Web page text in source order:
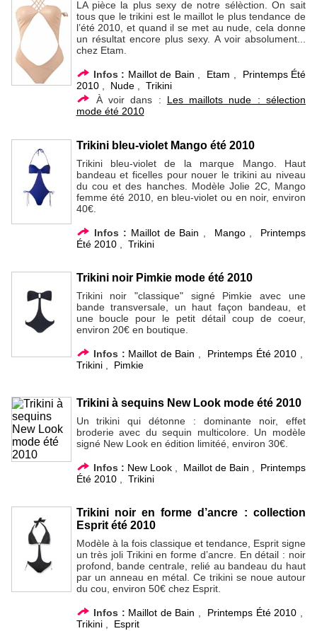
LA pièce la plus sexy de notre sélèction. On sait
tous que le trikini est le maillot le plus tendance de
l’été 2010, et quand il se met au nude, cela donne
un résultat encore plus sexy. A voir absolument...
chez Etam.
Infos : Maillot de Bain , Etam , Printemps Été
2010, Nude, Trikini
À voir dans : Les maillots nude : sélection
mode été 2010
Trikini bleu-violet Mango été 2010
Trikini bleu-violet de la marque Mango. Haut
bandeau et ficelles pour nouer le trikini au niveau
du cou et des hanches. Modèle Jolie 2C, Mango
femme été 2010, en bleu-violet ou en noir, environ
40€.
Infos : Maillot de Bain Mango, Printemps
Été 2010, Trikini
Trikini noir Pimkie mode été 2010
Trikini noir "classique" signé Pimkie avec une
bande transversale, un haut façon bandeau, et
une boucle pour le petit détail coup de coeur,
environ 20€ en boutique.
Infos : Maillot de Bain , Printemps Été 2010 ,
Trikini, Pimkie
Trikini à sequins New Look mode été 2010
Un trikini qui détonne : dominante noir, effet
broderie avec du sequin multicolore. Un modèle
signé New Look en édition limitéé, environ 30€.
Infos : New Look, Maillot de Bain
Printemps
Été 2010, Trikini
Trikini noir en forme d’ancre : collection
Esprit été 2010
Modèle à la fois classique et tendance, Esprit signe
un très joli Trikini en forme d’ancre. En détail : noir
profond, bande centrale, relié au bandeau du haut
par un anneau en métal. Ce trikini se noue autour
du cou, environ 50€ chez Esprit.
Infos : Maillot de Bain , Printemps Été 2010 ,
Trikini, Esprit